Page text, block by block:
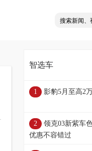
智选车
影豹5月至高2
领克03新紫车
优惠不容错过